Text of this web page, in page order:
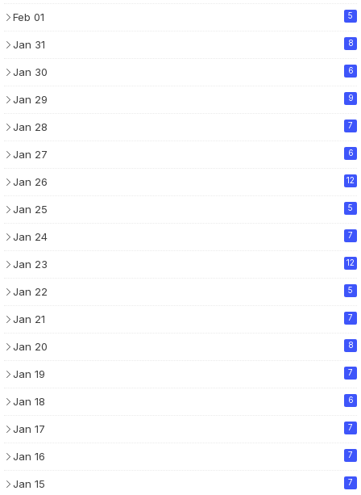
Feb 01 5
Jan 31 8
Jan 30 6
Jan 29 9
Jan 28 7
Jan 27 6
Jan 26 12
Jan 25 5
Jan 24 7
Jan 23 12
Jan 22 5
Jan 21 7
Jan 20 8
Jan 19 7
Jan 18 6
Jan 17 7
Jan 16 7
Jan 15 7